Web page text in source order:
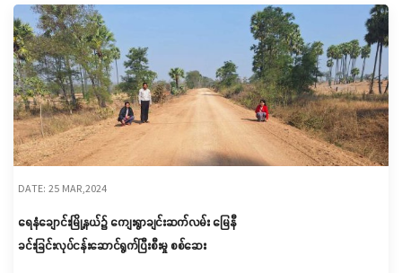
DATE: 25 MAR,2024
ရေနံချောင်းမြို့နယ်၌ ကျေးရွာချင်းဆက်လမ်း မြေနီ
ခင်းခြင်းလုပ်ငန်းဆောင်ရွက်ပြီးစီးမှု စစ်ဆေး